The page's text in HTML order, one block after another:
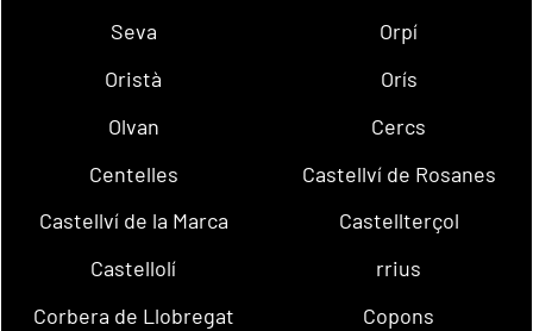
Seva
Orpí
Oristà
Orís
Olvan
Cercs
Centelles
Castellví de Rosanes
Castellví de la Marca
Castellterçol
Castellolí
rrius
Corbera de Llobregat
Copons